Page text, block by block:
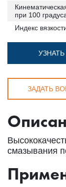
при 100
Индекс
ЗАДАТЬ
смазывания